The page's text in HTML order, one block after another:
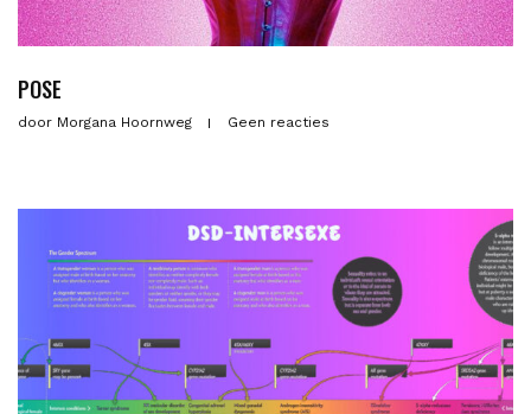
POSE
door Morgana Hoornweg Geen reacties